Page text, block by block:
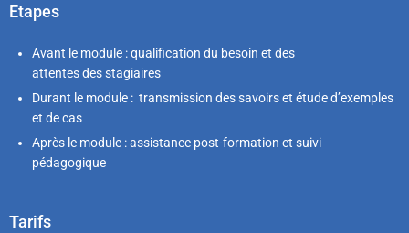
Etapes
Avant le module : qualification du besoin et des
attentes des stagiaires
Durant le module : transmission des savoirs et étude d’exemples
et de cas
Après le module : assistance post-formation et suivi
pédagogique
Tarifs